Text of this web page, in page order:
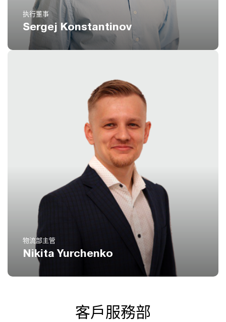
执行董事
Sergej Konstantinov
物流部主管
Nikita Yurchenko
8 800 551 51 47 (扩展 771)
nr@icustoms.ru
客戶服務部